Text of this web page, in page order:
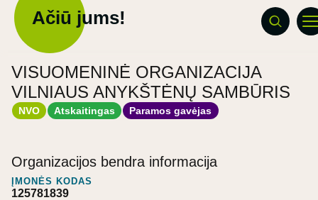
Ačiū jums!
VISUOMENINĖ ORGANIZACIJA
VILNIAUS ANYKŠTĖNŲ SAMBŪRIS
NVO Atskaitingas Paramos gavėjas
Organizacijos bendra informacija
ĮMONĖS KODAS
125781839